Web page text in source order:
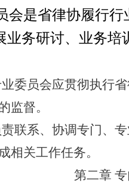
会是省律协履行行
业务研讨、业务培
委员会应贯彻执行
监督。
联系、协调专门、
相关工作任务。
第二章